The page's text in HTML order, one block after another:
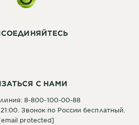
С НАМИ
линия: 8-800-100-00-88
Звонок по России бесплатный.
protected]